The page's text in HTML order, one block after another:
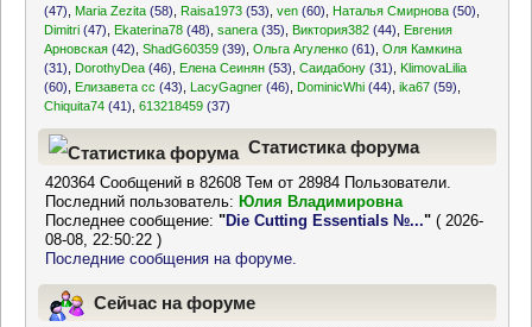
(47)
Maria Zezita (58) Raisa1973 (53) ,ven (60) Наталья Смирнова (50)
Dimitri (47) Ekaterina78 (48) ,sanera (35) Виктория382 (44)
Евгения
Арновская (42) ,ShadG60359 (39) ,Ольга Агуленко (61) ,Оля Камкина
(31)
DorothyDea (46) Елена Сеинян (53) ,Саидабону (31)
KlimovaLilia
(60)
Елизавета сс (43) LacyGagner (46) DominicWhi (44) ,ika67 (59)
Chiquita74 (41) ,613218459 (37)
Статистика форума
420364 Сообщений в 82608 Тем от 28984 Пользователи.
Последний пользователь: Юлия Владимировна
Последнее сообщение:"Die Cutting Essentials №..." ( 2026-
08-08, 22:50:22 )
Последние сообщения на форуме.
Сейчас на форуме